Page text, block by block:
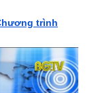
trình